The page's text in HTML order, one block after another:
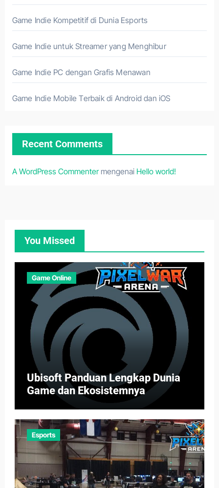
Game Indie Kompetitif di Dunia Esports
Game Indie untuk Streamer yang Menghibur
Game Indie PC dengan Grafis Menawan
Game Indie Mobile Terbaik di Android dan iOS
Recent Comments
A WordPress Commentermengenai Hello world!
You Missed
Game Online
Ubisoft Panduan Lengkap Dunia
Game dan Ekosistemnya
Esports